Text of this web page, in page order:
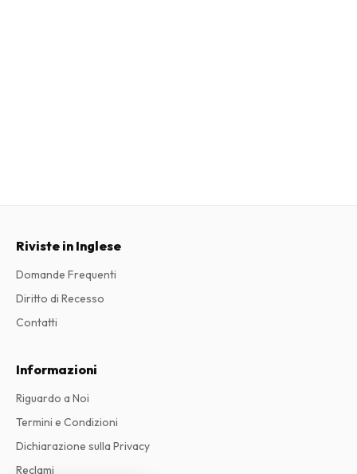
Riviste in Inglese
Domande Frequenti
Diritto di Recesso
Contatti
Informazioni
Riguardo a Noi
Termini e Condizioni
Dichiarazione sulla Privacy
Reclami